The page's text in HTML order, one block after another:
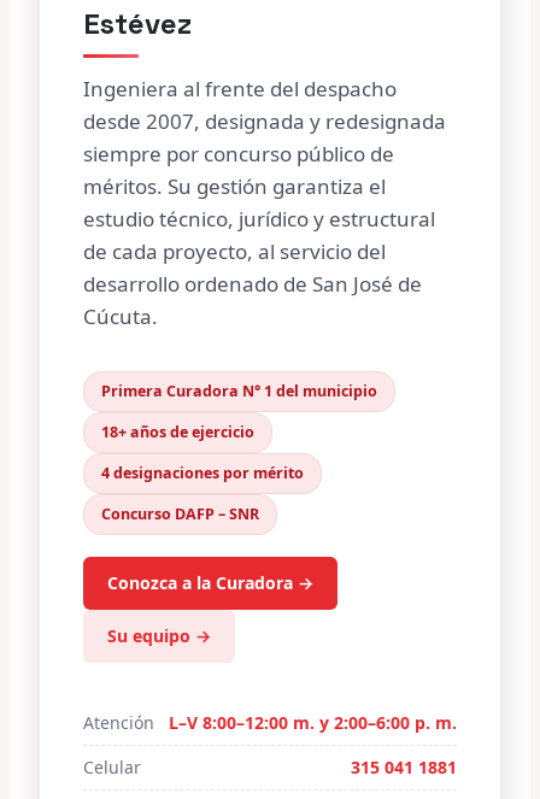
Estévez
Ingeniera al frente del despacho
desde 2007, designada y redesignada
siempre por concurso público de
méritos. Su gestión garantiza el
estudio técnico, jurídico y estructural
de cada proyecto, al servicio del
desarrollo ordenado de San José de
Cúcuta.
Primera Curadora N° 1 del municipio
18+ años de ejercicio
4 designaciones por mérito
Concurso DAFP – SNR
Conozca a la Curadora →
Su equipo →
Atención
L–V 8:00–12:00 m. y 2:00–6:00 p. m.
Celular
315 041 1881